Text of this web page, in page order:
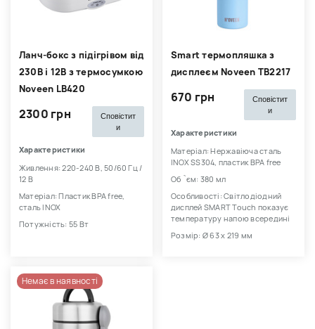
Ланч-бокс з підігрівом від
230В і 12В з термосумкою
Noveen LB420
2300 грн
Сповістит
и
Характеристики
Живлення: 220-240 В, 50/60 Гц /
12 В
Матеріал: Пластик BPA free,
сталь INOX
Потужність: 55 Вт
Smart термопляшка з
дисплеєм Noveen TB2217
670 грн
Сповістит
и
Характеристики
Матеріал: Нержавіюча сталь
INOX SS304, пластик BPA free
Об `єм: 380 мл
Особливості: Світлодіодний
дисплей SMART Touch показує
температуру напою всередині
Розмір: Ø 63 x 219 мм
Немає в наявності